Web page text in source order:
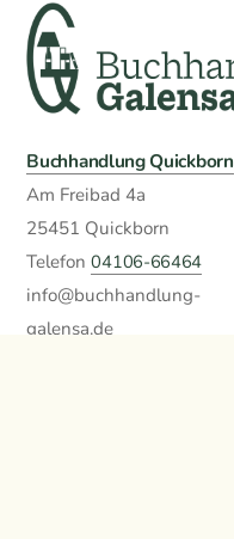
Buchhandlung Quickborn
Am Freibad 4a
25451 Quickborn
Telefon04106-66464
info@buchhandlung-
galensa.de